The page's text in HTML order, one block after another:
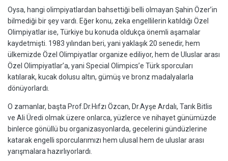
Oysa, hangi olimpiyatlardan bahsettiği belli olmayan Şahin Özer’in
bilmediği bir şey vardı. Eğer konu, zeka engellilerin katıldığı Özel
Olimpiyatlar ise, Türkiye bu konuda oldukça önemli aşamalar
kaydetmişti. 1983 yılından beri, yani yaklaşık 20 senedir, hem
ülkemizde Özel Olimpiyatlar organize ediliyor, hem de Uluslar arası
Özel Olimpiyatlar’a, yani Special Olimpics’e Türk sporcuları
katılarak, kucak dolusu altın, gümüş ve bronz madalyalarla
dönüyorlardı.
O zamanlar, başta Prof.Dr.Hıfzı Özcan, Dr.Ayşe Ardalı, Tarık Bitlis
ve Ali Üredi olmak üzere onlarca, yüzlerce ve nihayet günümüzde
binlerce gönüllü bu organizasyonlarda, gecelerini gündüzlerine
katarak engelli sporcularımızı hem ulusal hem de uluslar arası
yarışmalara hazırlıyorlardı.